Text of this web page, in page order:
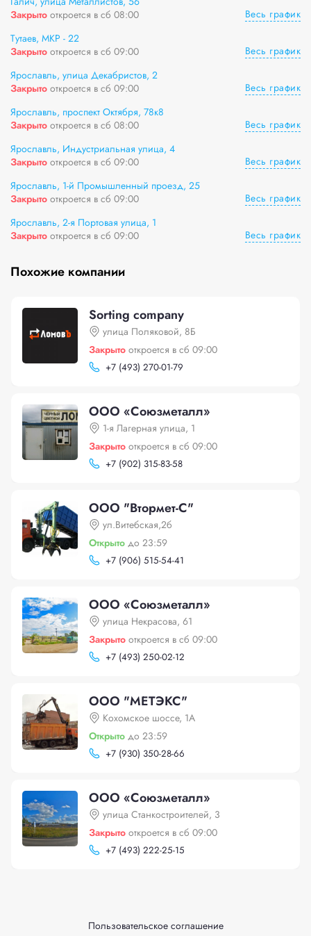
Закрыто откроется в сб 08:00
Весь график
Тутаев, МКР - 22
Закрыто откроется в сб 09:00
Весь график
Ярославль, улица Декабристов, 2
Закрыто откроется в сб 09:00
Весь график
Ярославль, проспект Октября, 78к8
Закрыто откроется в сб 08:00
Весь график
Ярославль, Индустриальная улица, 4
Закрыто откроется в сб 09:00
Весь график
Ярославль, 1-й Промышленный проезд, 25
Закрыто откроется в сб 09:00
Весь график
Ярославль, 2-я Портовая улица, 1
Закрыто откроется в сб 09:00 Весь график
Похожие компании
Sorting company
улица Поляковой, 8Б
Закрыто откроется в сб 09:00
+7 (493) 270-01-79
ООО «Союзметалл»
1-я Лагерная улица, 1
Закрыто откроется в сб 09:00
+7 (902) 315-83-58
ООО "Втормет-С"
ул.Витебская,2б
Открыто до 23:59
+7 (906) 515-54-41
ООО «Союзметалл»
улица Некрасова, 61
Закрыто откроется в сб 09:00
+7 (493) 250-02-12
ООО "МЕТЭКС"
Кохомское шоссе, 1А
Открыто до 23:59
+7 (930) 350-28-66
ООО «Союзметалл»
улица Станкостроителей, 3
Закрыто откроется в сб 09:00
+7 (493) 222-25-15
Пользовательское соглашение